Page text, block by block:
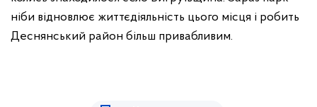
ніби відновлює життєдіяльність цього місця і робить
Деснянський район більш привабливим.